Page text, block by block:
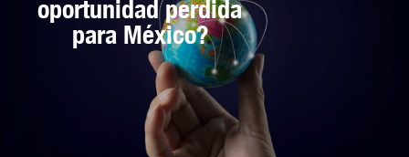
oportunidad perdida
para México?